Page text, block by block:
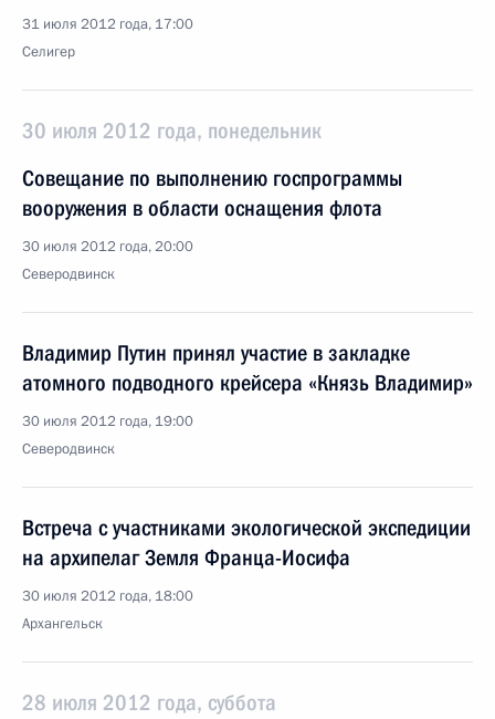
31 июля 2012 года, 17:00
Селигер
30 июля 2012 года, понедельник
Совещание по выполнению госпрограммы
вооружения в области оснащения флота
30 июля 2012 года, 20:00
Северодвинск
Владимир Путин принял участие в закладке
атомного подводного крейсера «Князь Владимир»
30 июля 2012 года, 19:00
Северодвинск
Встреча с участниками экологической экспедиции
на архипелаг Земля Франца-Иосифа
30 июля 2012 года, 18:00
Архангельск
28 июля 2012 года, суббота